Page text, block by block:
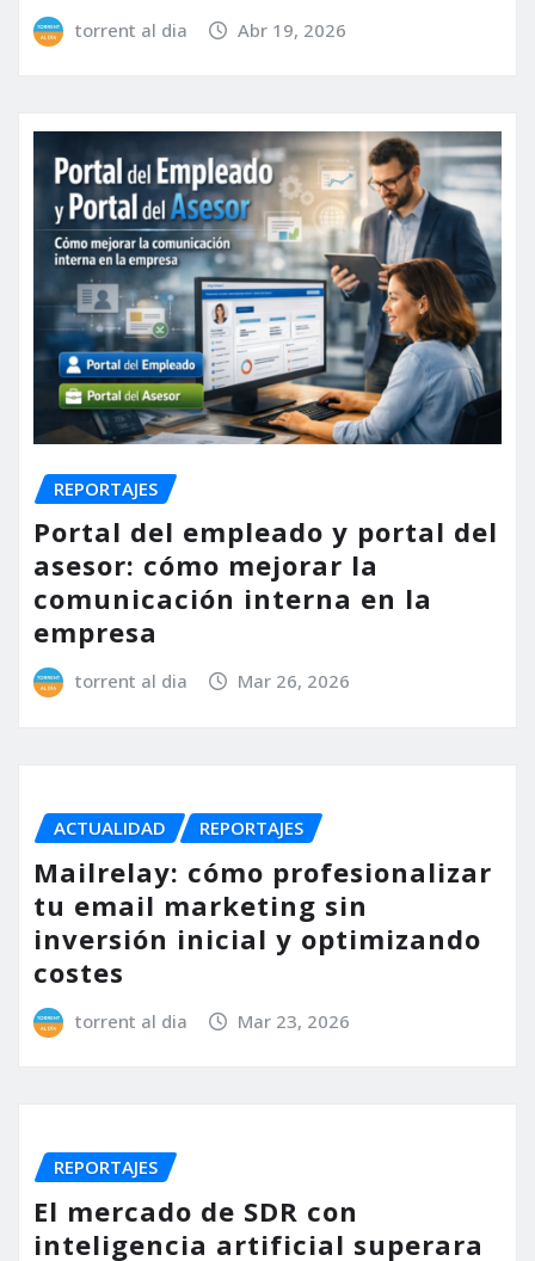
torrent al dia Abr 19, 2026
REPORTAJES
Portal del empleado y portal del
asesor: cómo mejorar la
comunicación interna en la
empresa
torrent al dia Mar 26, 2026
ACTUALIDAD REPORTAJES
Mailrelay: cómo profesionalizar
tu email marketing sin
inversión inicial y optimizando
costes
torrent al dia Mar 23, 2026
REPORTAJES
El mercado de SDR con
inteligencia artificial superara